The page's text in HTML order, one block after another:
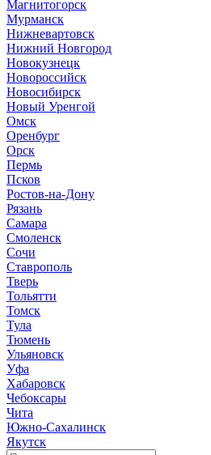
Магнитогорск
Мурманск
Нижневартовск
Нижний Новгород
Новокузнецк
Новороссийск
Новосибирск
Новый Уренгой
Омск
Оренбург
Орск
Пермь
Псков
Ростов-на-Дону
Рязань
Самара
Смоленск
Сочи
Ставрополь
Тверь
Тольятти
Томск
Тула
Тюмень
Ульяновск
Уфа
Хабаровск
Чебоксары
Чита
Южно-Сахалинск
Якутск